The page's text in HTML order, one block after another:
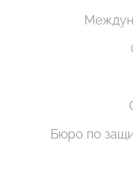
Бюро по